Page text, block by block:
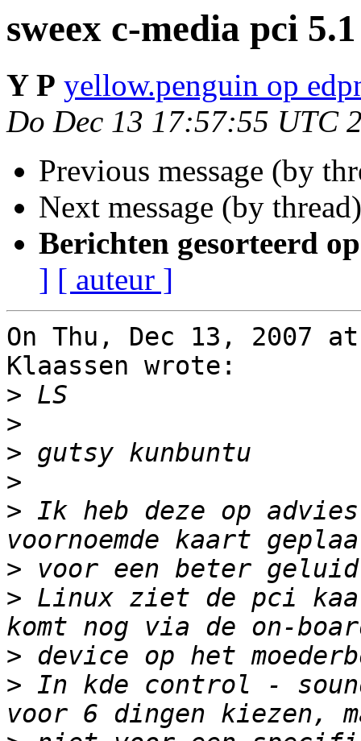
sweex c-media pci
Y P yellow.penguin op
Do Dec 13 17:57:55 UTC
Previous message (by
Next message (by
Berichten gesorteerd
] [ auteur ]
On Thu, Dec 13, 2007
Klaassen wrote:
>
>
>
>
> Ik heb deze op
>
> Linux ziet de pci
>
> In kde control -